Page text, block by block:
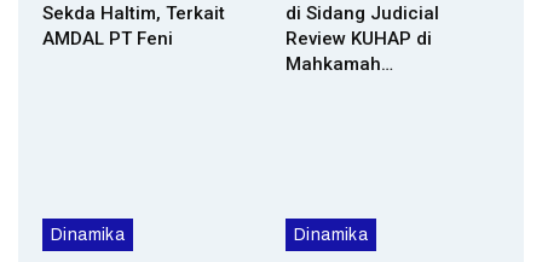
Sekda Haltim, Terkait
AMDAL PT Feni
di Sidang Judicial
Review KUHAP di
Mahkamah…
Dinamika Dinamika